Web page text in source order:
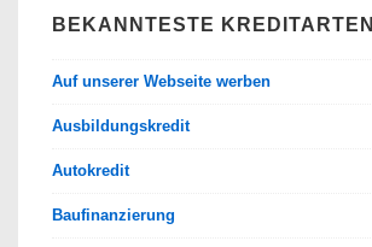
BEKANNTESTE KREDITARTEN
Auf unserer Webseite werben
Ausbildungskredit
Autokredit
Baufinanzierung